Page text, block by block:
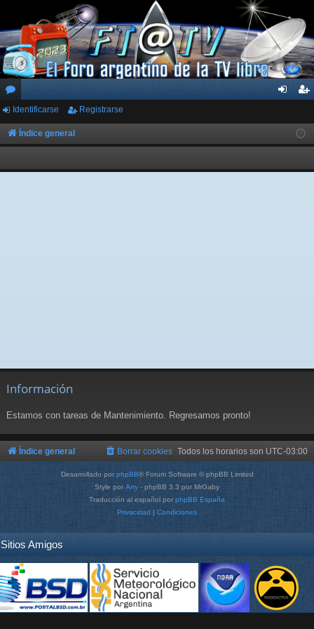
or
os
ar
ist
rs
Identificarse Registrarse
Índice general
Información
Estamos con tareas de Mantenimiento. Regresamos pronto!
Índice general Todos los horarios son UTC-03:00
Borrar cookies
Desarrollado por phpBB® Forum Software © phpBB Limited
Style por Arty - phpBB 3.3 por MrGaby
Traducción al español por phpBB España
Privacidad | Condiciones
Sitios Amigos